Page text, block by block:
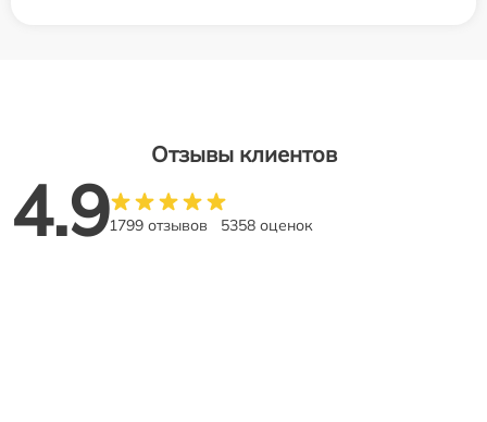
Отзывы клиентов
4.91799 отзывов 5358 оценок